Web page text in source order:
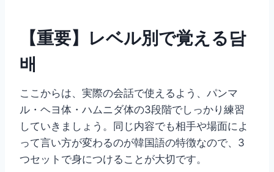
【重要】レベル別で覚える담
배
ここからは、実際の会話で使えるよう、パンマ
ル・ヘヨ体・ハムニダ体の3段階でしっかり練習
していきましょう。同じ内容でも相手や場面によ
って言い方が変わるのが韓国語の特徴なので、3
つセットで身につけることが大切です。